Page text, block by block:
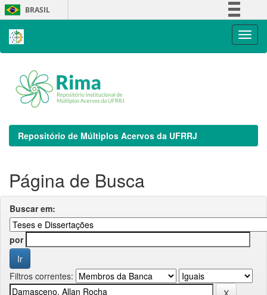
Skip
navigation
BRASIL
Repositório de Múltiplos Acervos da UFRRJ
Página de Busca
Buscar em:
por
Filtros correntes: